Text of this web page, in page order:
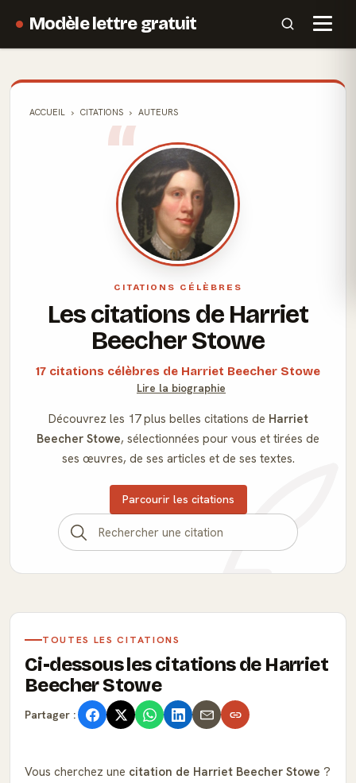
Modèle lettre gratuit
ACCUEIL CITATIONS AUTEURS
CITATIONS CÉLÈBRES
Les citations de Harriet
Beecher Stowe
17 citations célèbres de Harriet Beecher Stowe
Lire la biographie
Découvrez les 17 plus belles citations de Harriet
Beecher Stowe, sélectionnées pour vous et tirées de
ses œuvres, de ses articles et de ses textes.
Parcourir les citations
TOUTES LES CITATIONS
Ci-dessous les citations de Harriet
Beecher Stowe
Partager :
Vous cherchez une citation de Harriet Beecher Stowe ?